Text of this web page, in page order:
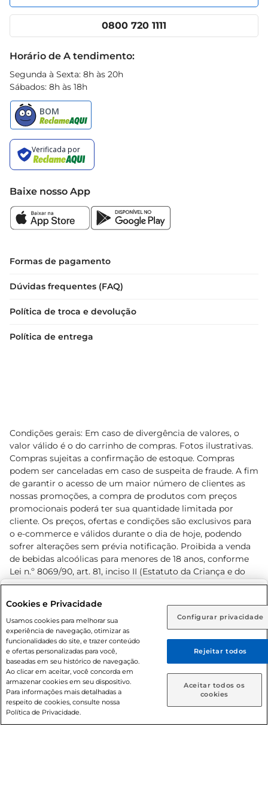
Rio de Janeiro (RJ) Goiás (GO)
Ou
Caso queira comprar online, informe como deseja receber
suas compras:
Entrega em casa Retire em Loja
Cencosud Media
App Prezunic
0800 720 1111
Horário de A tendimento:
Segunda à Sexta: 8h às 20h
Sábados: 8h às 18h
Baixe nosso App
Formas de pagamento
Dúvidas frequentes (FAQ)
Política de troca e devolução
Política de entrega
Condições gerais: Em caso de divergência de valores, o
valor válido é o do carrinho de compras. Fotos ilustrativas.
Compras sujeitas a confirmação de estoque. Compras
podem ser canceladas em caso de suspeita de fraude. A fim
de garantir o acesso de um maior número de clientes as
nossas promoções, a compra de produtos com preços
promocionais poderá ter sua quantidade limitada por
cliente. Os preços, ofertas e condições são exclusivos para
o e-commerce e válidos durante o dia de hoje, podendo
sofrer alterações sem prévia notificação. Proibida a venda
de bebidas alcoólicas para menores de 18 anos, conforme
Lei n.º 8069/90, art. 81, inciso II (Estatuto da Criança e do
Adolescente). Preços e condições exclusivos para o
prévio. O valor mínimo para as compras on-line é de R$
80,00.
© 2026 Copyright. Todos os direitos
reservados Prezunic.
Cookies e Privacidade
Usamos cookies para melhorar sua
experiência de navegação, otimizar as
funcionalidades do site, e trazer conteúdo
e ofertas personalizadas para você,
baseadas em seu histórico de navegação.
Ao clicar em aceitar, você concorda em
armazenar cookies em seu dispositivo.
Para informações mais detalhadas a
respeito de cookies, consulte nossa
Política de Privacidade.
Configurar privacidade
Rejeitar todos
Aceitar todos os
cookies